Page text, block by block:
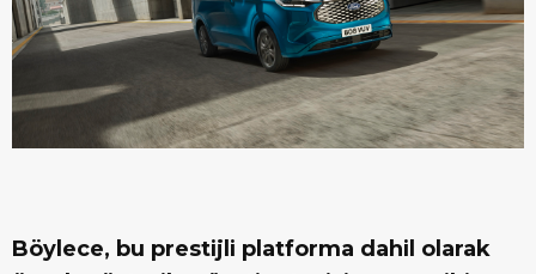
Böylece, bu prestijli platforma dahil olarak